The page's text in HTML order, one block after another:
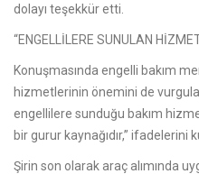
dolayı teşekkür etti.
“ENGELLİLERE SUNULAN
Konuşmasında engelli bakım
hizmetlerinin önemini de
engellilere sunduğu bakım
bir gurur kaynağıdır,” ifadelerini
Şirin son olarak araç alımında